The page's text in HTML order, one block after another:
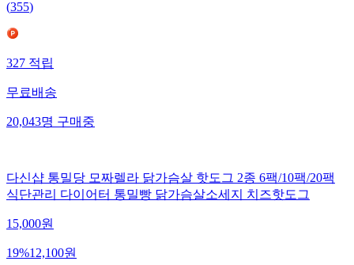
(355)
327적립
무료배송
20,043명구매중
다신샵 통밀당 모짜렐라 닭가슴살 핫도그 2종 6팩/10팩/20팩
식단관리 다이어터 통밀빵 닭가슴살소세지 치즈핫도그
15,000원
19%12,100원